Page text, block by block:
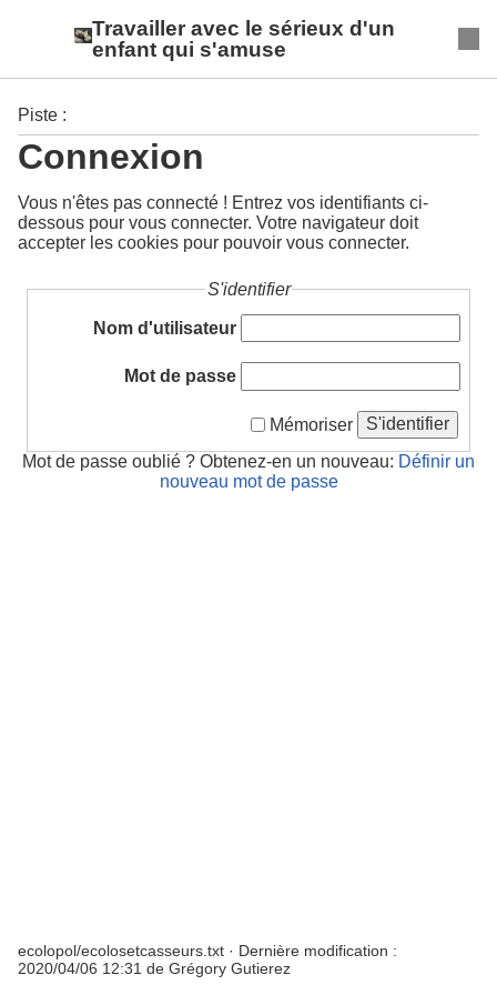
Travailler avec le sérieux d'un
enfant qui s'amuse
Piste :
Connexion
Vous n'êtes pas connecté ! Entrez vos identifiants ci-
dessous pour vous connecter. Votre navigateur doit
accepter les cookies pour pouvoir vous connecter.
S'identifier
Nom d'utilisateur
Mot de passe
Mémoriser
S'identifier
Mot de passe oublié ? Obtenez-en un nouveau: Définir un
nouveau mot de passe
ecolopol/ecolosetcasseurs.txt · Dernière modification :
2020/04/06 12:31 de Grégory Gutierez